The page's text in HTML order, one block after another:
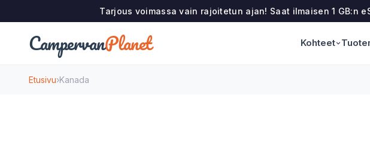
Tarjous voimassa vain rajoitetun ajan! Saat ilmaisen 1
CampervanPlanet Kohteet
Etusivu›Kanada